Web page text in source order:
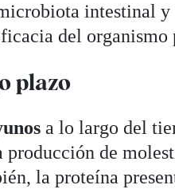
intestinal y
del organismo
plazo
a lo largo del
producción de
la proteína